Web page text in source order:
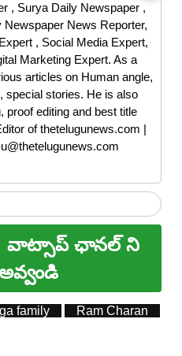
, Surya Daily Newspaper ,
Newspaper News Reporter,
, Social Media Expert,
Marketing Expert. As a
articles on Human angle,
special stories. He is also
proof editing and best title
of thetelugunews.com |
వాట్సాప్ ఛానల్ ని
family Ram Charan